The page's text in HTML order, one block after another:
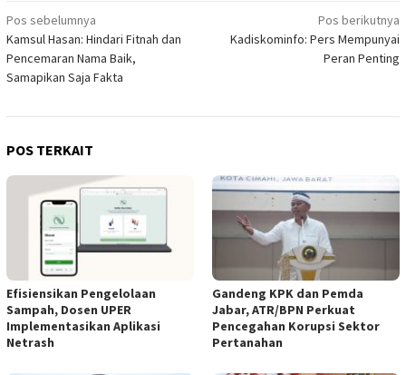
Navigasi
pos
Pos sebelumnya
Kamsul Hasan: Hindari Fitnah dan
Pencemaran Nama Baik,
Samapikan Saja Fakta
Pos berikutnya
Kadiskominfo: Pers Mempunyai
Peran Penting
POS TERKAIT
Efisiensikan Pengelolaan
Sampah, Dosen UPER
Implementasikan Aplikasi
Netrash
Gandeng KPK dan Pemda
Jabar, ATR/BPN Perkuat
Pencegahan Korupsi Sektor
Pertanahan